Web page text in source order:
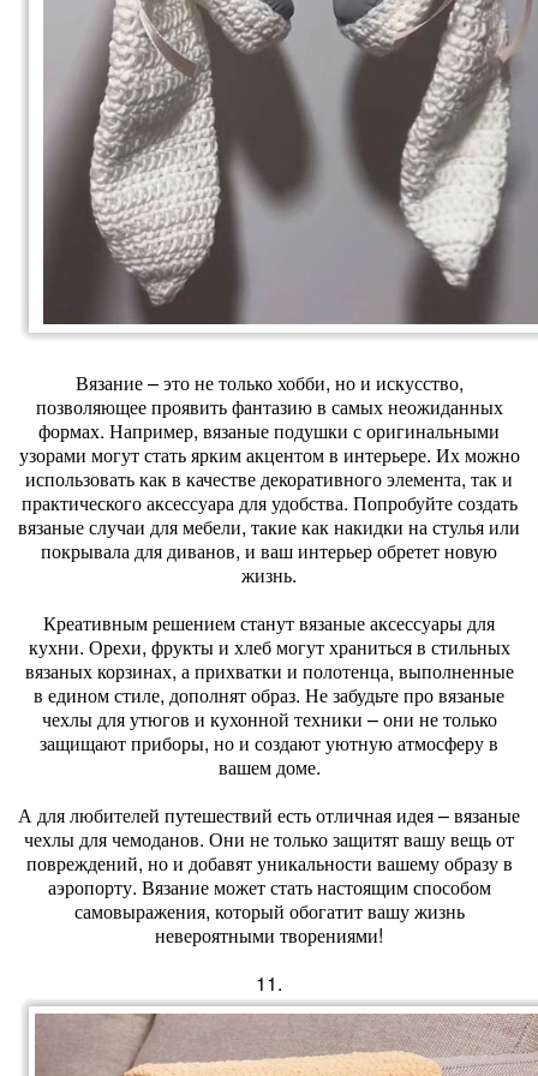
Вязание – это не только хобби, но и искусство,
позволяющее проявить фантазию в самых неожиданных
формах. Например, вязаные подушки с оригинальными
узорами могут стать ярким акцентом в интерьере. Их можно
использовать как в качестве декоративного элемента, так и
практического аксессуара для удобства. Попробуйте создать
вязаные случаи для мебели, такие как накидки на стулья или
покрывала для диванов, и ваш интерьер обретет новую
жизнь.
Креативным решением станут вязаные аксессуары для
кухни. Орехи, фрукты и хлеб могут храниться в стильных
вязаных корзинах, а прихватки и полотенца, выполненные
в едином стиле, дополнят образ. Не забудьте про вязаные
чехлы для утюгов и кухонной техники – они не только
защищают приборы, но и создают уютную атмосферу в
вашем доме.
А для любителей путешествий есть отличная идея – вязаные
чехлы для чемоданов. Они не только защитят вашу вещь от
повреждений, но и добавят уникальности вашему образу в
аэропорту. Вязание может стать настоящим способом
самовыражения, который обогатит вашу жизнь
невероятными творениями!
11.